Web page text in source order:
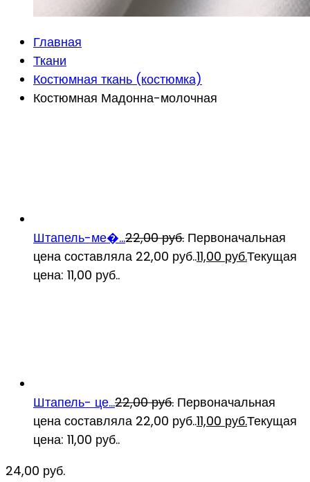
Главная
Ткани
Костюмная ткань (костюмка)
Костюмная Мадонна-молочная
Штапель-ме�...22,00руб. Первоначальная
цена составляла 22,00 руб..11,00 руб.Текущая
цена: 11,00 руб..
Штапель- це...22,00руб. Первоначальная
цена составляла 22,00 руб..11,00 руб.Текущая
цена: 11,00 руб..
24,00 руб.